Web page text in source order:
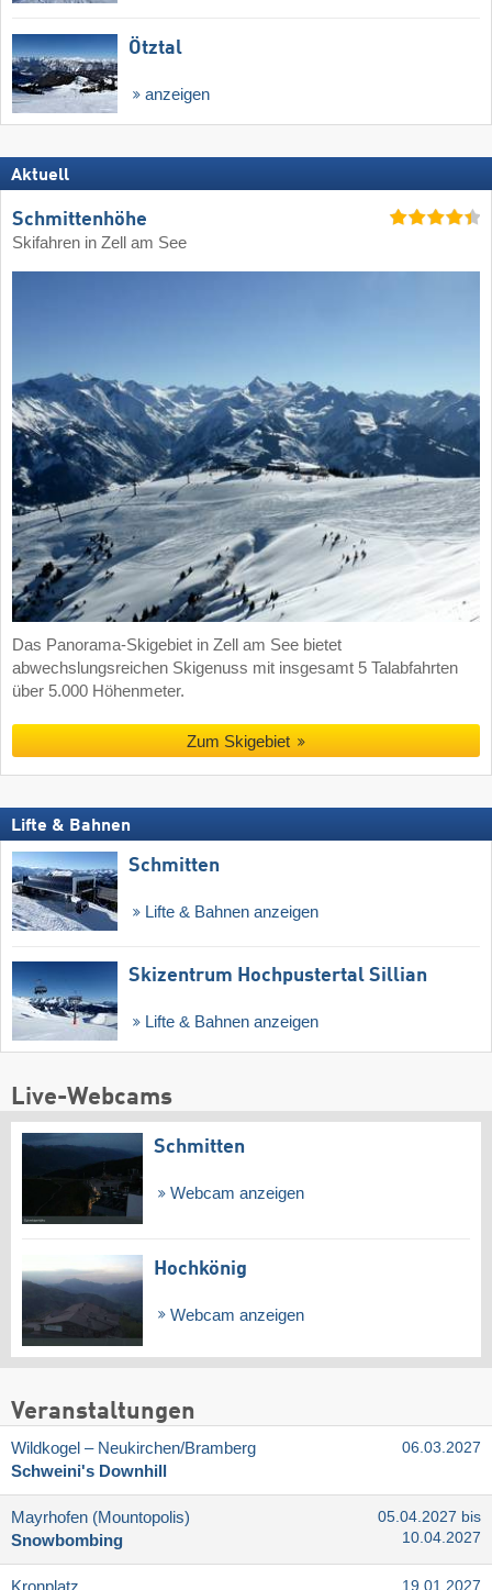
Ötztal
anzeigen
Aktuell
Schmittenhöhe
Skifahren in Zell am See
Das Panorama-Skigebiet in Zell am See bietet
abwechslungsreichen Skigenuss mit insgesamt 5 Talabfahrten
über 5.000 Höhenmeter.
Zum Skigebiet
Lifte & Bahnen
Schmitten
Lifte & Bahnen anzeigen
Skizentrum Hochpustertal Sillian
Lifte & Bahnen anzeigen
Live-Webcams
Schmitten
Webcam anzeigen
Hochkönig
Webcam anzeigen
Veranstaltungen
Wildkogel – Neukirchen/​Bramberg
Schweini's Downhill
06.03.2027
Mayrhofen (Mountopolis)
Snowbombing
05.04.2027 bis
10.04.2027
19.01.2027